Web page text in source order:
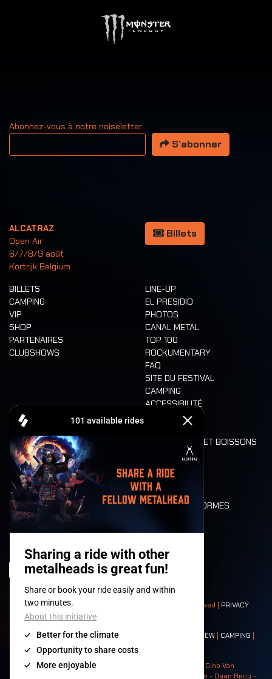
Abonnez-vous à notre noiseletter
Votre adresse email
S’abonner
ALCATRAZ
Open Air
6/7/8/9 août
Kortrijk Belgium
Billets
BILLETS
CAMPING
VIP
SHOP
PARTENAIRES
CLUBSHOWS
LINE-UP
EL PRESIDIO
PHOTOS
CANAL METAL
TOP 100
ROCKUMENTARY
FAQ
SITE DU FESTIVAL
CAMPING
ACCESSIBILITÉ
CASHLESS
ALIMENTATION ET BOISSONS
LONE WOLVES
PLAN
DEATH RIDE
VALEURS ET NORMES
HISTOIRE
© 2008-2026- Apache Productions VZW – All rights reserved | PRIVACY
POLICY|CONDITIONS GÉNÉRALES
Contact:GENERAL| PARTNERSHIPS CREW | CAMPING |
NEIGHBOURS
Photos: Ann Kermans - Hans Van Hoof - Eliaz Bruggeman - Gino Van
Lancker - Tim Tronckoe - Elsie Roymans - Stijn Verbruggen - Daan Becu -